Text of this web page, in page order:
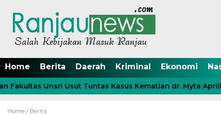
Home Berita Daerah Kriminal Ekonomi
Unsri Usut Tuntas Kasus Kematian dr. Myta Aprilia
Home / Berita